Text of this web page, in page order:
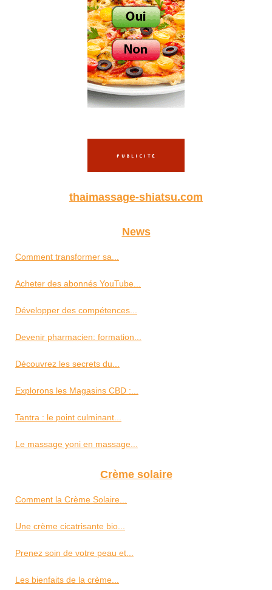
thaimassage-shiatsu.com
News
Comment transformer sa...
Acheter des abonnés YouTube...
Développer des compétences...
Devenir pharmacien: formation...
Découvrez les secrets du...
Explorons les Magasins CBD :...
Tantra : le point culminant...
Le massage yoni en massage...
Crème solaire
Comment la Crème Solaire...
Une crème cicatrisante bio...
Prenez soin de votre peau et...
Les bienfaits de la crème...